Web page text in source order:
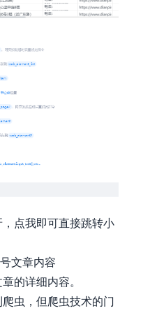
点我即可直接跳转小
文章内容
的详细内容。
虫，但爬虫技术的门